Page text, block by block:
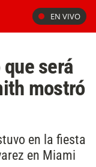
EN VIVO
será
mostró
en la fiesta
en Miami